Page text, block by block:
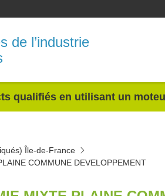
de l’industrie
qualifiés en utilisant un
Île-de-France
COMMUNE DEVELOPPEMENT